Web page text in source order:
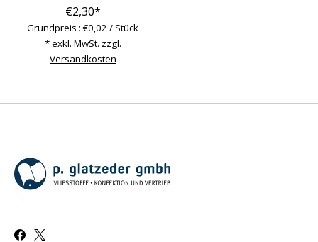
€2,30*
Grundpreis : €0,02 / Stück
* exkl. MwSt. zzgl.
Versandkosten